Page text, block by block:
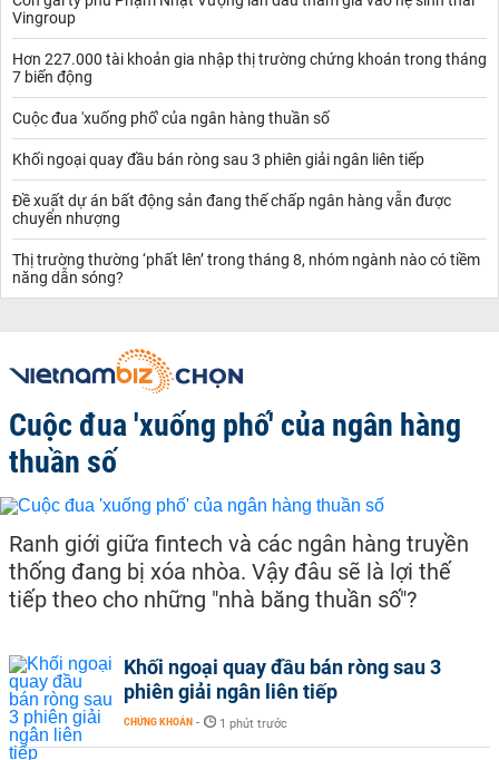
Vingroup
Hơn 227.000 tài khoản gia nhập thị trường chứng khoán trong tháng
7 biến động
Cuộc đua 'xuống phố' của ngân hàng thuần số
Khối ngoại quay đầu bán ròng sau 3 phiên giải ngân liên tiếp
Đề xuất dự án bất động sản đang thế chấp ngân hàng vẫn được
chuyển nhượng
Thị trường thường ‘phất lên’ trong tháng 8, nhóm ngành nào có tiềm
năng dẫn sóng?
Cuộc đua 'xuống phố' của ngân hàng
thuần số
Ranh giới giữa fintech và các ngân hàng truyền
thống đang bị xóa nhòa. Vậy đâu sẽ là lợi thế
tiếp theo cho những "nhà băng thuần số"?
Khối ngoại quay đầu bán ròng sau 3
phiên giải ngân liên tiếp
CHỨNG KHOÁN - 1 phút trước